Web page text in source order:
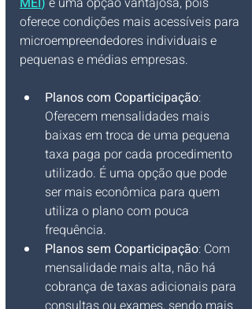
oferece condições mais acessíveis para
microempreendedores individuais e
pequenas e médias empresas.
Planos com Coparticipação:
Oferecem mensalidades mais
baixas em troca de uma pequena
taxa paga por cada procedimento
utilizado. É uma opção que pode
ser mais econômica para quem
utiliza o plano com pouca
frequência.
Planos sem Coparticipação: Com
mensalidade mais alta, não há
cobrança de taxas adicionais para